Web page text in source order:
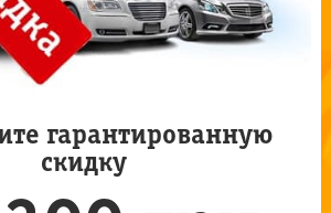
гарантированную
скидку